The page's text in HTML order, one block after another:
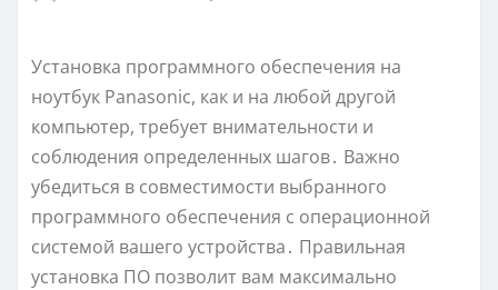
Установка программного обеспечения на
ноутбук Panasonic, как и на любой другой
компьютер, требует внимательности и
соблюдения определенных шагов․ Важно
убедиться в совместимости выбранного
программного обеспечения с операционной
системой вашего устройства․ Правильная
установка ПО позволит вам максимально